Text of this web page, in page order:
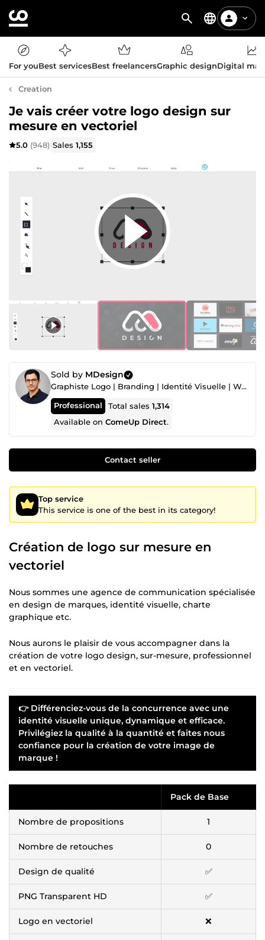
For youBest servicesBest freelancersGraphic designDigital
Creation
Je vais créer votre logo design sur
mesure en vectoriel
5.0 (948) Sales1,155
Sold by MDesign
Graphiste Logo | Branding | Identité Visuelle | Webdesigner | Création de Sites Web | WordPress
Professional Total sales1,314
Available onComeUp Direct.
Contact seller
Top service
This service is one of the best in its category!
Création de logo sur mesure en
vectoriel
Nous sommes une agence de communication spécialisée
en design de marques, identité visuelle, charte
graphique etc.
Nous aurons le plaisir de vous accompagner dans la
création de votre logo design, sur-mesure, professionnel
et en vectoriel.
👉 Différenciez-vous de la concurrence avec une
identité visuelle unique, dynamique et efficace.
Privilégiez la qualité à la quantité et faites nous
confiance pour la création de votre image de
marque !
Pack de Base
Nombre de propositions 1
Nombre de retouches 0
Design de qualité ✅
PNG Transparent HD ✅
Logo en vectoriel ❌